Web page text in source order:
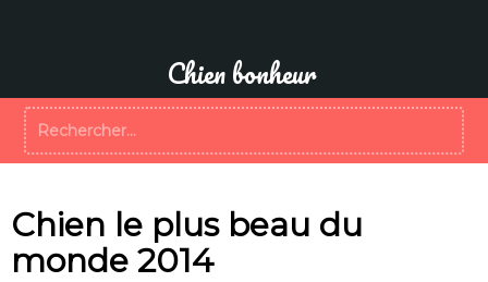
Chien bonheur
Chien le plus beau du
monde 2014
Rechercher :